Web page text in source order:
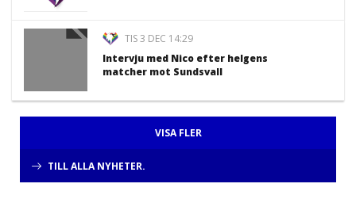
TIS 3 DEC 14:29
Intervju med Nico efter helgens
matcher mot Sundsvall
VISA FLER
TILL ALLA NYHETER.